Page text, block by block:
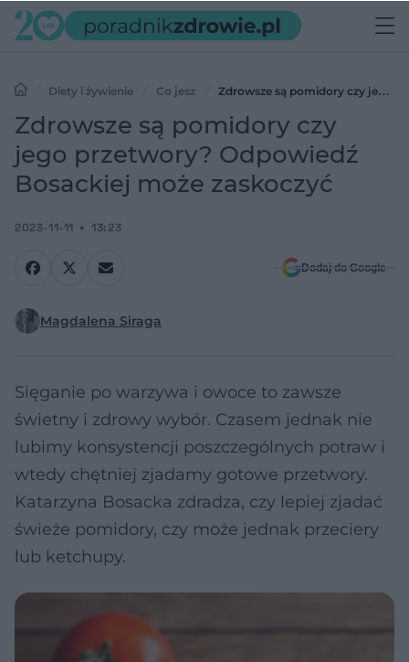
Diety i żywienie Co jesz
Zdrowsze są pomidory czy jego
przetwory? Odpowiedź Bosackiej może zaskoczyć
Zdrowsze są pomidory czy
jego przetwory? Odpowiedź
Bosackiej może zaskoczyć
2023-11-11 13:23
Dodaj do Google
Magdalena Siraga
Sięganie po warzywa i owoce to zawsze
świetny i zdrowy wybór. Czasem jednak nie
lubimy konsystencji poszczególnych potraw i
wtedy chętniej zjadamy gotowe przetwory.
Katarzyna Bosacka zdradza, czy lepiej zjadać
świeże pomidory, czy może jednak przeciery
lub ketchupy.